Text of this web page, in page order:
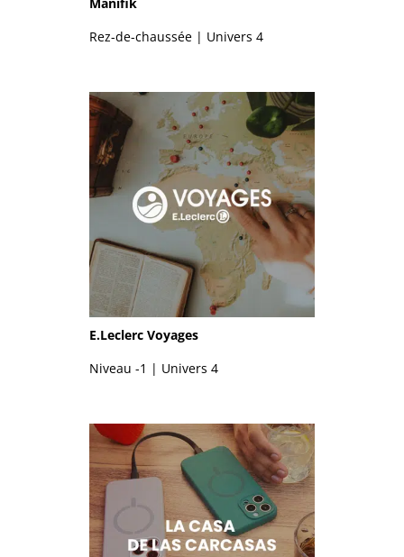
Rez-de-chaussée | Univers 4
E.Leclerc Voyages
Niveau -1 | Univers 4